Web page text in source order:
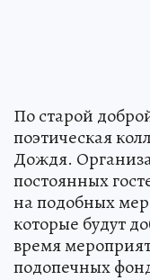
По старой
поэтическая
Дождя.
постоянных
на подобных
которые будут
время
подопечных